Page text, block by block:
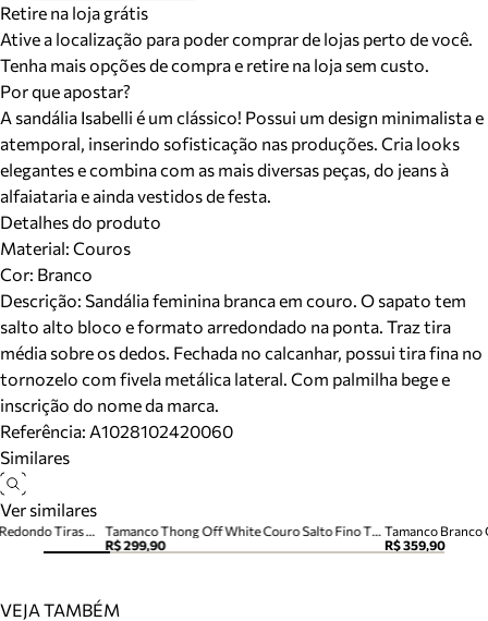
Retire na loja grátis
Ative a localização para poder comprar de lojas perto de você.
Tenha mais opções de compra e retire na loja sem custo.
Por que apostar?
A sandália Isabelli é um clássico! Possui um design minimalista e
atemporal, inserindo sofisticação nas produções. Cria looks
elegantes e combina com as mais diversas peças, do jeans à
alfaiataria e ainda vestidos de festa.
Detalhes do produto
Material: Couros
Cor: Branco
Descrição: Sandália feminina branca em couro. O sapato tem
salto alto bloco e formato arredondado na ponta. Traz tira
média sobre os dedos. Fechada no calcanhar, possui tira fina no
tornozelo com fivela metálica lateral. Com palmilha bege e
inscrição do nome da marca.
Referência: A1028102420060
Similares
Ver similares
Tamanco Thong Off White Couro Salto Fino Tira Dedo
R$ 299,90
Tamanco Branco
R$ 359,90
Sandália Rasteira Branca Bico Redondo Tiras Metais
VEJA TAMBÉM